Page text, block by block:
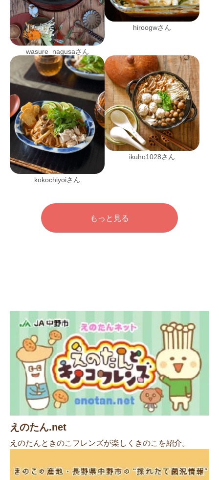
wasure_nagusaさん
hiroogwさん
kokochiyoiさん
ikuho1028さん
もっと見る
えのたん.net
えのたんときのこフレンズが楽しくきのこを紹介。